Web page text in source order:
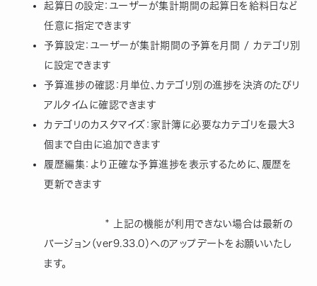
起算日の設定：ユーザーが集計期間の起算日を給料日など
任意に指定できます
予算設定：ユーザーが集計期間の予算を月間 / カテゴリ別
に設定できます
予算進捗の確認：月単位、カテゴリ別の進捗を決済のたびリ
アルタイムに確認できます
カテゴリのカスタマイズ：家計簿に必要なカテゴリを最大3
個まで自由に追加できます
履歴編集：より正確な予算進捗を表示するために、履歴を
更新できます
* 上記の機能が利用できない場合は最新の
バージョン（ver9.33.0）へのアップデートをお願いいたし
ます。